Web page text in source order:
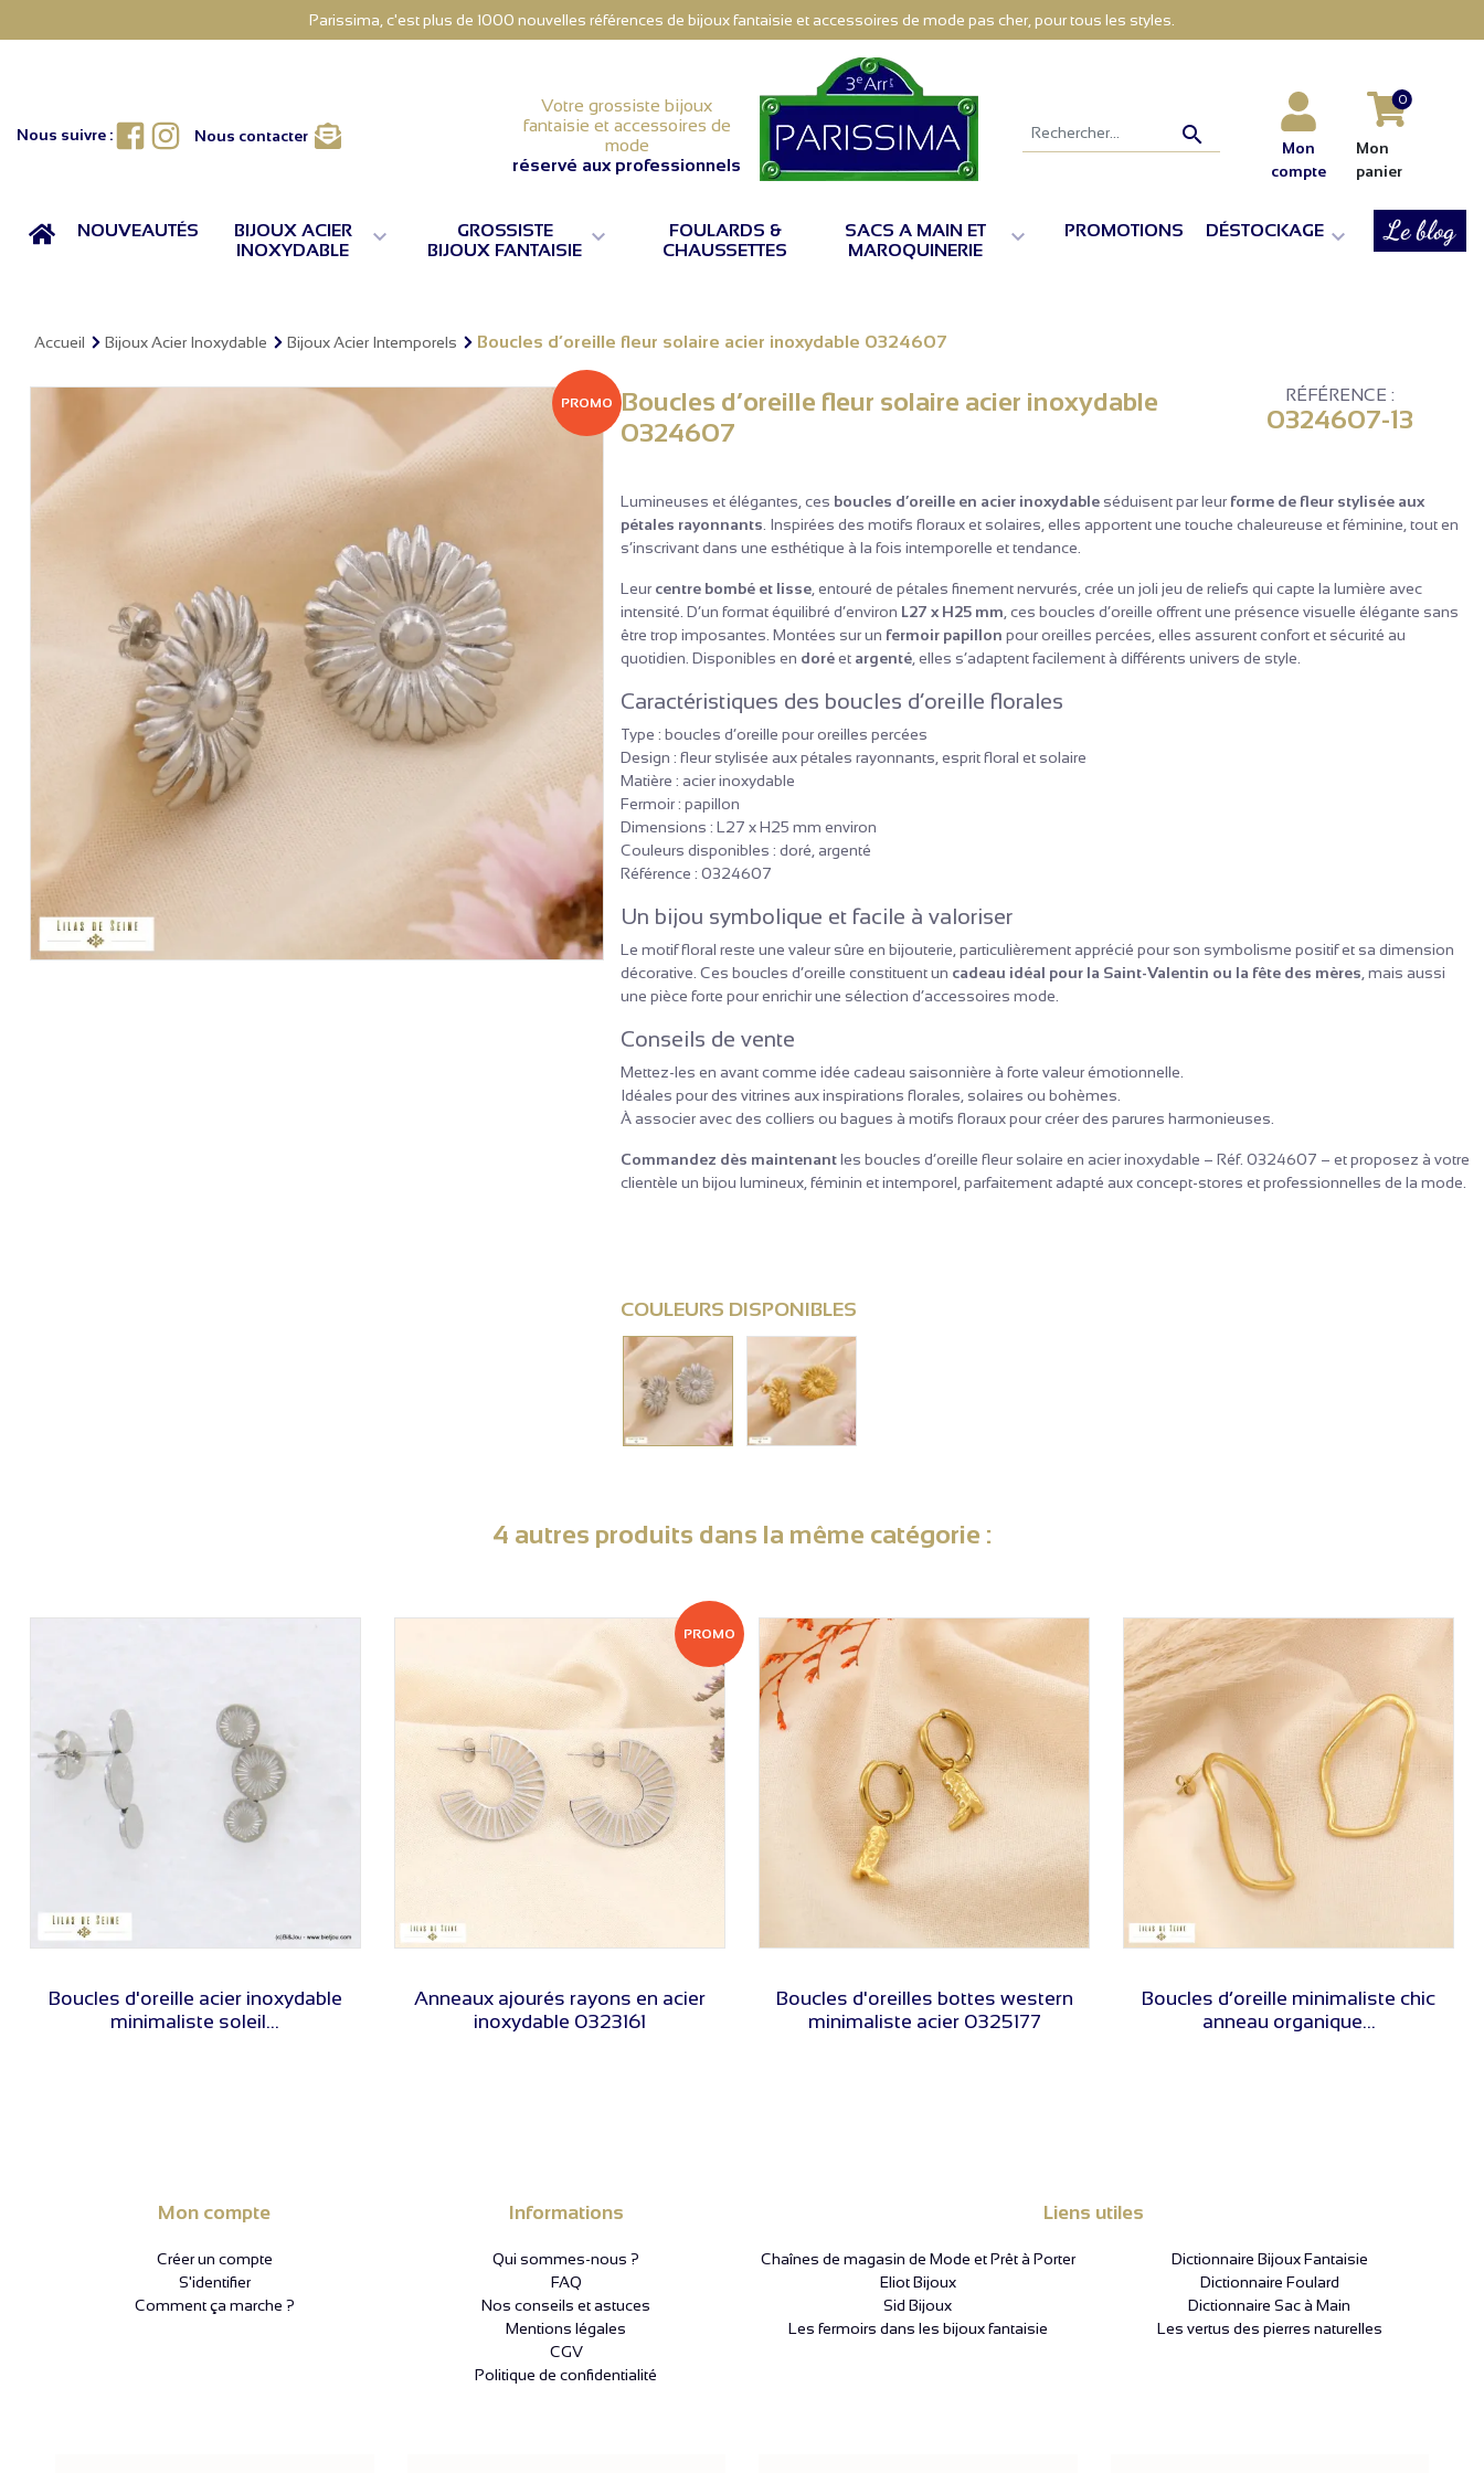
Parissima, c'est plus de 1000 nouvelles références de bijoux fantaisie et accessoires de mode pas cher, pour tous les styles.
Nous suivre : Facebook
Instagram
Nous contacter
Votre grossiste bijoux
fantaisie et accessoires de
mode
réservé aux professionnels

Mon
compte
0
Mon
panier
ACCUEILNOUVEAUTÉS
BIJOUX ACIER
INOXYDABLE

GROSSISTE
BIJOUX FANTAISIE 
FOULARDS &
CHAUSSETTES
SACS A MAIN ET
MAROQUINERIE
 PROMOTIONS DÉSTOCKAGE  Le blog
Accueil Bijoux Acier Inoxydable Bijoux Acier Intemporels Boucles d’oreille fleur solaire acier inoxydable 0324607
PROMO Boucles d’oreille fleur solaire acier inoxydable
0324607
RÉFÉRENCE :
0324607-13
Lumineuses et élégantes, ces boucles d’oreille en acier inoxydableséduisent par leur forme de fleur stylisée aux
pétales rayonnants . Inspirées des motifs floraux et solaires, elles apportent une touche chaleureuse et féminine, tout en
s’inscrivant dans une esthétique à la fois intemporelle et tendance.
Leur centre bombé et lisse, entouré de pétales finement nervurés, crée un joli jeu de reliefs qui capte la lumière avec
intensité. D’un format équilibré d’environ L27 x H25 mm , ces boucles d’oreille offrent une présence visuelle élégante sans
être trop imposantes. Montées sur un fermoir papillon pour oreilles percées, elles assurent confort et sécurité au
quotidien. Disponibles en doréet argenté, elles s’adaptent facilement à différents univers de style.
Caractéristiques des boucles d’oreille florales
Type : boucles d’oreille pour oreilles percées
Design : fleur stylisée aux pétales rayonnants, esprit floral et solaire
Matière : acier inoxydable
Fermoir : papillon
Dimensions : L27 x H25 mm environ
Couleurs disponibles : doré, argenté
Référence : 0324607
Un bijou symbolique et facile à valoriser
Le motif floral reste une valeur sûre en bijouterie, particulièrement apprécié pour son symbolisme positif et sa dimension
décorative. Ces boucles d’oreille constituent un cadeau idéal pour la Saint-Valentin ou la fête des mères , mais aussi
une pièce forte pour enrichir une sélection d’accessoires mode.
Conseils de vente
Mettez-les en avant comme idée cadeau saisonnière à forte valeur émotionnelle.
Idéales pour des vitrines aux inspirations florales, solaires ou bohèmes.
À associer avec des colliers ou bagues à motifs floraux pour créer des parures harmonieuses.
Commandez dès maintenantles boucles d’oreille fleur solaire en acier inoxydable – Réf. 0324607 – et proposez à votre
clientèle un bijou lumineux, féminin et intemporel, parfaitement adapté aux concept-stores et professionnelles de la mode.
COULEURS DISPONIBLES
4 autres produits dans la même catégorie :
Boucles d'oreille acier inoxydable
minimaliste soleil...
Anneaux ajourés rayons en acier
inoxydable 0323161
PROMO
Boucles d'oreilles bottes western
minimaliste acier 0325177
Boucles d’oreille minimaliste chic
anneau organique...
Mon compte
Créer un compte
S'identifier
Comment ça marche ?
Informations
Qui sommes-nous ?
FAQ
Nos conseils et astuces
Mentions légales
CGV
Politique de confidentialité
Liens utiles
Chaînes de magasin de Mode et Prêt à Porter
Dictionnaire Bijoux Fantaisie
Eliot Bijoux
Dictionnaire Foulard
Sid Bijoux
Dictionnaire Sac à Main
Les fermoirs dans les bijoux fantaisie
Les vertus des pierres naturelles